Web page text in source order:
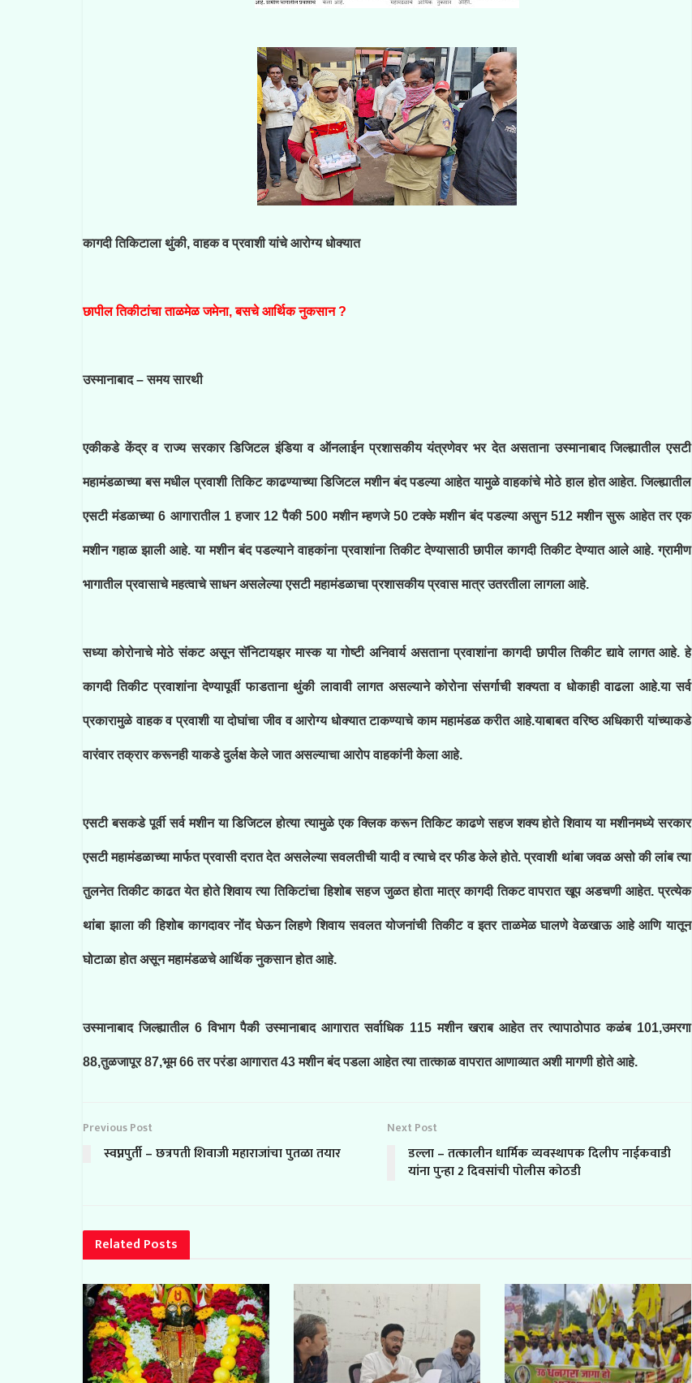
कागदी तिकिटाला थुंकी, वाहक व प्रवाशी यांचे आरोग्य धोक्यात
छापील तिकीटांचा ताळमेळ जमेना, बसचे आर्थिक नुकसान ?
उस्मानाबाद – समय सारथी
एकीकडे केंद्र व राज्य सरकार डिजिटल इंडिया व ऑनलाईन प्रशासकीय यंत्रणेवर भर देत असताना उस्मानाबाद जिल्ह्यातील एसटी
महामंडळाच्या बस मधील प्रवाशी तिकिट काढण्याच्या डिजिटल मशीन बंद पडल्या आहेत यामुळे वाहकांचे मोठे हाल होत आहेत. जिल्ह्यातील
एसटी मंडळाच्या 6 आगारातील 1 हजार 12 पैकी 500 मशीन म्हणजे 50 टक्के मशीन बंद पडल्या असुन 512 मशीन सुरू आहेत तर एक
मशीन गहाळ झाली आहे. या मशीन बंद पडल्याने वाहकांना प्रवाशांना तिकीट देण्यासाठी छापील कागदी तिकीट देण्यात आले आहे. ग्रामीण
भागातील प्रवासाचे महत्वाचे साधन असलेल्या एसटी महामंडळाचा प्रशासकीय प्रवास मात्र उतरतीला लागला आहे.
सध्या कोरोनाचे मोठे संकट असून सॅनिटायझर मास्क या गोष्टी अनिवार्य असताना प्रवाशांना कागदी छापील तिकीट द्यावे लागत आहे. हे
कागदी तिकीट प्रवाशांना देण्यापूर्वी फाडताना थुंकी लावावी लागत असल्याने कोरोना संसर्गाची शक्यता व धोकाही वाढला आहे.या सर्व
प्रकारामुळे वाहक व प्रवाशी या दोघांचा जीव व आरोग्य धोक्यात टाकण्याचे काम महामंडळ करीत आहे.याबाबत वरिष्ठ अधिकारी यांच्याकडे
वारंवार तक्रार करूनही याकडे दुर्लक्ष केले जात असल्याचा आरोप वाहकांनी केला आहे.
एसटी बसकडे पूर्वी सर्व मशीन या डिजिटल होत्या त्यामुळे एक क्लिक करून तिकिट काढणे सहज शक्य होते शिवाय या मशीनमध्ये सरकार
एसटी महामंडळाच्या मार्फत प्रवासी दरात देत असलेल्या सवलतीची यादी व त्याचे दर फीड केले होते. प्रवाशी थांबा जवळ असो की लांब त्या
तुलनेत तिकीट काढत येत होते शिवाय त्या तिकिटांचा हिशोब सहज जुळत होता मात्र कागदी तिकट वापरात खूप अडचणी आहेत. प्रत्येक
थांबा झाला की हिशोब कागदावर नोंद घेऊन लिहणे शिवाय सवलत योजनांची तिकीट व इतर ताळमेळ घालणे वेळखाऊ आहे आणि यातून
घोटाळा होत असून महामंडळचे आर्थिक नुकसान होत आहे.
उस्मानाबाद जिल्ह्यातील 6 विभाग पैकी उस्मानाबाद आगारात सर्वाधिक 115 मशीन खराब आहेत तर त्यापाठोपाठ कळंब 101,उमरगा
88,तुळजापूर 87,भूम 66 तर परंडा आगारात 43 मशीन बंद पडला आहेत त्या तात्काळ वापरात आणाव्यात अशी मागणी होते आहे.
Previous Post
स्वप्नपुर्ती – छत्रपती शिवाजी महाराजांचा पुतळा तयार
Next Post
डल्ला – तत्कालीन धार्मिक व्यवस्थापक दिलीप नाईकवाडी
यांना पुन्हा 2 दिवसांची पोलीस कोठडी
Related Posts